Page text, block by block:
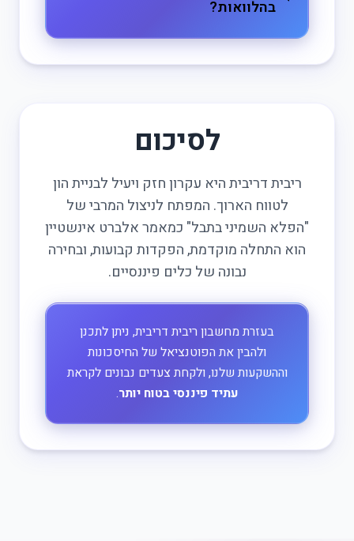
בהלוואות?
לסיכום
ריבית דריבית היא עקרון חזק ויעיל לבניית הון
לטווח הארוך. המפתח לניצול המרבי של
"הפלא השמיני בתבל" כמאמר אלברט אינשטיין
הוא התחלה מוקדמת, הפקדות קבועות, ובחירה
נבונה של כלים פיננסיים.
בעזרת מחשבון ריבית דריבית, ניתן לתכנן
ולהבין את הפוטנציאל של החיסכונות
וההשקעות שלנו, ולקחת צעדים נבונים לקראת
עתיד פיננסי בטוח יותר.